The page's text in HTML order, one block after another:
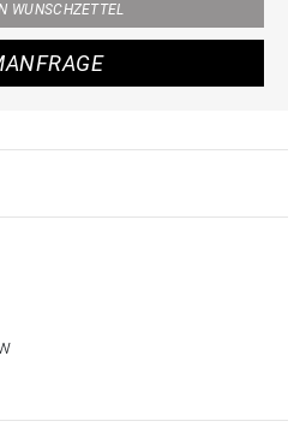
WUNSCHZETTEL